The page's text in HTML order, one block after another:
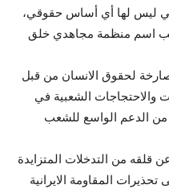
ليس لها أي أساس حقوقي،
اسم منظمة مجاهدي خلق
لحقوق الانسان من قبل
والاحتجاجات الشعبية في
الدعم الواسع للشعب
قلقه من التدخلات المتزايدة
المقاومة الايرانية